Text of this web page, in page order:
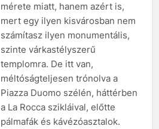
mérete miatt, hanem azért is,
mert egy ilyen kisvárosban nem
számítasz ilyen monumentális,
szinte várkastélyszerű
templomra. De itt van,
méltóságteljesen trónolva a
Piazza Duomo szélén, háttérben
a La Rocca szikláival, előtte
pálmafák és kávézóasztalok.